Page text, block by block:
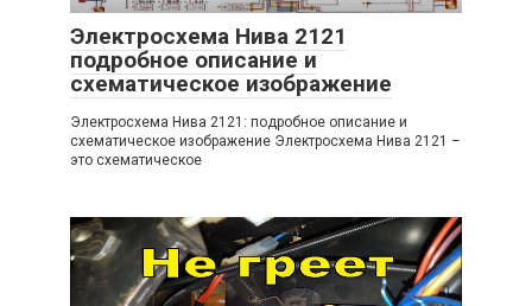
Электросхема Нива 2121
подробное описание и
схематическое изображение
Электросхема Нива 2121: подробное описание и
схематическое изображение Электросхема Нива 2121 –
это схематическое